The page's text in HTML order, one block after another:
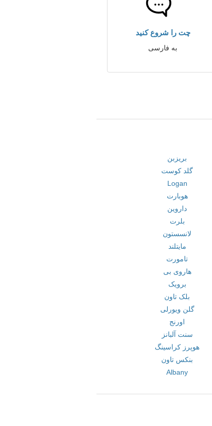
چت را شروع کنید
به فارسی
بریزبن
گلد کوست
Logan
هوبارت
داروین
بلرت
لانسستون
مایتلند
تامورت
هاروی بی
برویک
بلک تاون
گلن ویورلی
اورنج
سنت آلبانز
هوپرز کراسینگ
بنکس تاون
Albany